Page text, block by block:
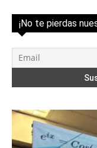
¡No te pierdas